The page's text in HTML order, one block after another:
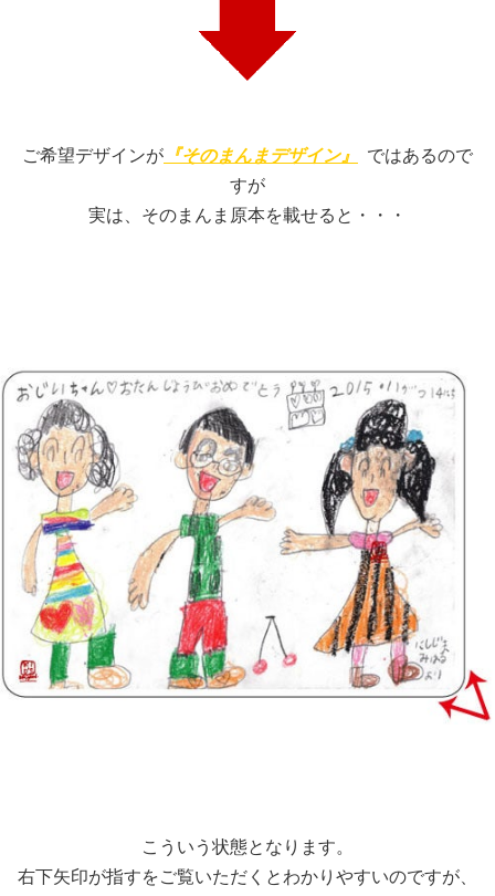
ご希望デザインが 『そのまんまデザイン』
ではあるので
すが
実は、そのまんま原本を載せると・・・
こういう状態となります。
右下矢印が指すをご覧いただくとわかりやすいのですが、